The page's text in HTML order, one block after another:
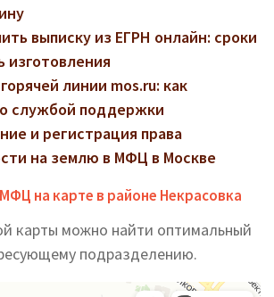
выписку из ЕГРН онлайн: сроки
изготовления
линии mos.ru: как
службой поддержки
и регистрация права
на землю в МФЦ в Москве
на карте в районе Некрасовка
карты можно найти оптимальный
подразделению.